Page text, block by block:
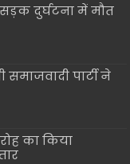
दुर्घटना में मौत
पार्टी ने
का किया